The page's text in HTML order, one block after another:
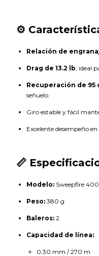
⚙️
Relación de
Drag de 13.2 lb , ideal
Recuperación de 95
señuelo.
Giro estable y fácil
Excelente desempeño
📏
Modelo: Sweepfire
Peso: 380 g
Baleros: 2
Capacidad de línea:
0.30 mm / 270 m